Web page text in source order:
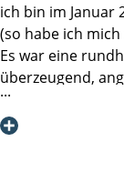
ich bin im Januar
(so habe ich
Es war eine
überzeugend,
guten Ergebnis.
Naturgemäß